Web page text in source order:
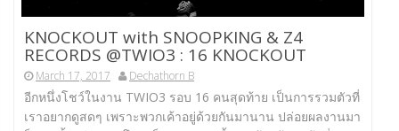
KNOCKOUT with SNOOPKING & Z4
RECORDS @TWIO3 : 16 KNOCKOUT
March 17, 2017 Dechathorn B
อีกหนึ่งโชว์ในงาน TWIO3 รอบ 16 คนสุดท้าย เป็นการรวมตัวที่
เราอยากดูสดๆ เพราะพวกเค้าอยู่ด้วยกันมานาน ปล่อยผลงานมา